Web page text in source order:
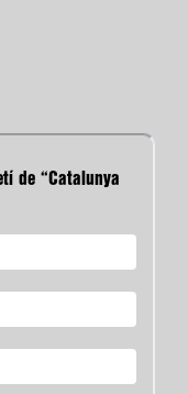
de “Catalunya